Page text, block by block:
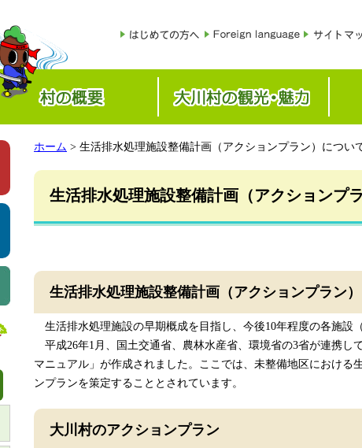
ホーム > 生活排水処理施設整備計画（アクションプラン）につい
生活排水処理施設整備計画（アクションプ
生活排水処理施設整備計画（アクションプラン
生活排水処理施設の早期概成を目指し、今後10年程度の各施設
平成26年1月、国土交通省、農林水産省、環境省の3省が連携し
マニュアル」が作成されました。ここでは、未整備地区における
ンプランを策定することとされています。
大川村のアクションプラン